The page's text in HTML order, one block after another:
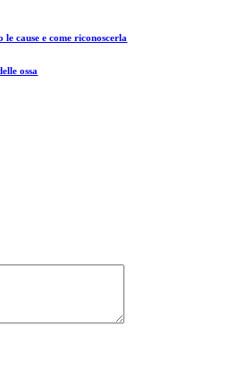
cause e come riconoscerla
ossa